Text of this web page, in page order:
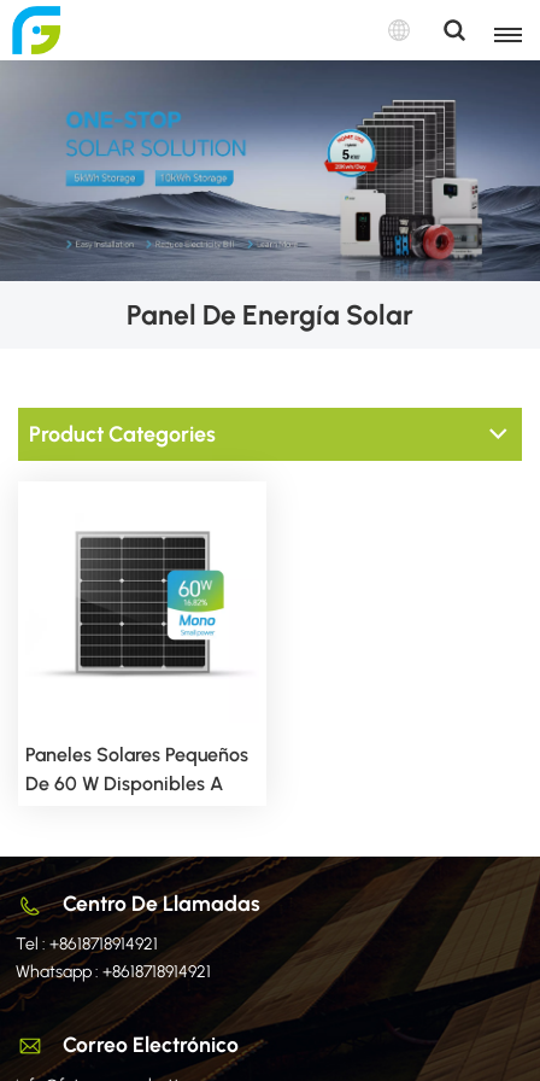
Panel De Energía Solar
Product Categories
Paneles Solares Pequeños
De 60 W Disponibles A
Centro De Llamadas
Tel :+8618718914921
Whatsapp :+8618718914921
Correo Electrónico